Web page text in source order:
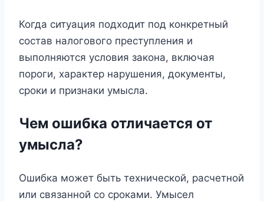
Когда ситуация подходит под конкретный
состав налогового преступления и
выполняются условия закона, включая
пороги, характер нарушения, документы,
сроки и признаки умысла.
Чем ошибка отличается от
умысла?
Ошибка может быть технической, расчетной
или связанной со сроками. Умысел